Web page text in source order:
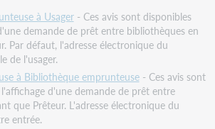
à Usager- Ces avis sont disponibles
demande de prêt entre bibliothèques en
Par défaut, l'adresse électronique du
de l'usager.
à Bibliothèque emprunteuse- Ces avis sont
d'une demande de prêt entre
que Prêteur. L'adresse électronique du
entrée.